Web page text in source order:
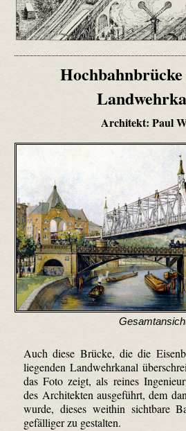
Architekt: Paul
Auch diese Brücke, die die
liegenden Landwehrkanal
das Foto zeigt, als reines
des Architekten ausgeführt, dem
wurde, dieses weithin sichtbare
gefälliger zu gestalten.